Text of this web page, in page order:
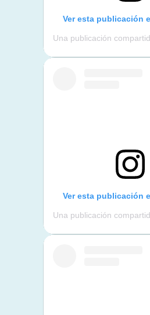
Ver esta publicación
Una publicación
Ver esta publicación
Una publicación